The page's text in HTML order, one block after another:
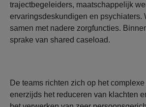
trajectbegeleiders, maatschappelijk
ervaringsdeskundigen en psychiaters.
samen met nadere zorgfuncties.
sprake van shared caseload.
De teams richten zich op het
enerzijds het reduceren van klachten